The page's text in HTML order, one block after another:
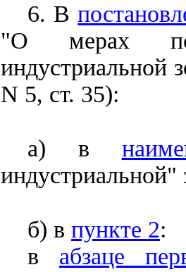
6. В
"О мерах по
индустриальной
N 5, ст. 35):
а) в
индустриальной"
б) в пункте 2:
в абзаце